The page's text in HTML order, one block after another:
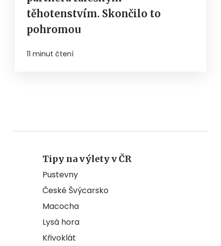
těhotenstvím. Skončilo to
pohromou
11 minut čtení
Tipy na výlety v ČR
Pustevny
České Švýcarsko
Macocha
Lysá hora
Křivoklát